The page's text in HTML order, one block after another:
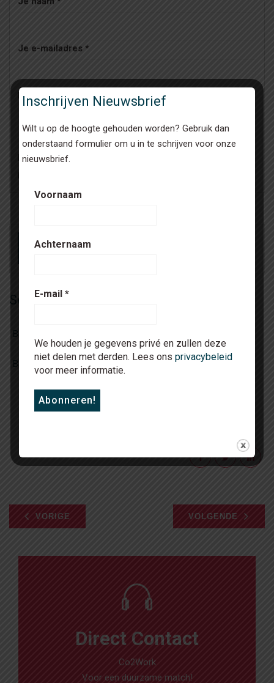
Je e-mailadres*
Bericht
Bijlagen
Soortgelijke vacatures
Basisarts (landelijk) | diverse opdrachtgevers)
Basisarts (landelijk) | diverse opdrachtgevers)
VORIGE VOLGENDE
Direct Contact
Co2Work
Voor een duurzame match!
Inschrijven Nieuwsbrief
Wilt u op de hoogte gehouden worden? Gebruik dan
onderstaand formulier om u in te schrijven voor onze
nieuwsbrief.
Voornaam
Achternaam
E-mail *
We houden je gegevens privé en zullen deze
niet delen met derden. Lees ons privacybeleid
voor meer informatie.